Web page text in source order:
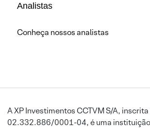
Analistas
Conheça nossos analistas
A XP Investimentos CCTVM S/A, inscrita
02.332.886/0001-04, é uma